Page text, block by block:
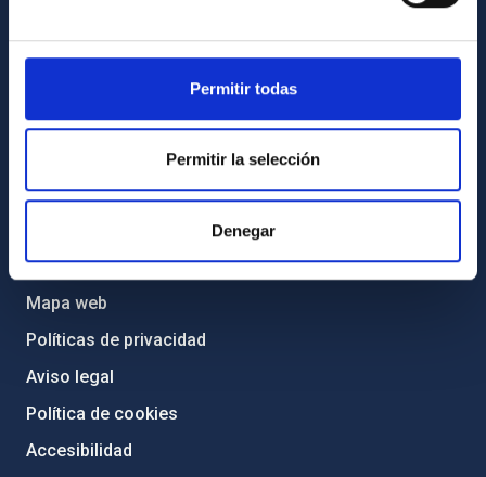
Permitir todas
Permitir la selección
Denegar
Medio Ambiente y Sostenibilidad
Proyectos institucionales
Financiación externa
Programa Severo Ochoa
Amigos del IAC
PORTAL DEL IAC
Mapa web
Políticas de privacidad
Aviso legal
Política de cookies
Accesibilidad